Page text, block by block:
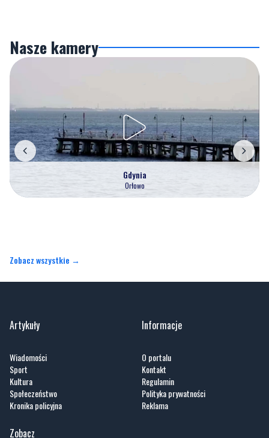
Gdynia
Orłowo
Artykuły
Sport
Kronika policyjna
Informacje
Kontakt
Reklama
Zobacz
Nasze HotSpoty